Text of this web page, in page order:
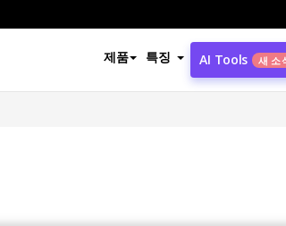
제품 특징 AI Tools 새 소